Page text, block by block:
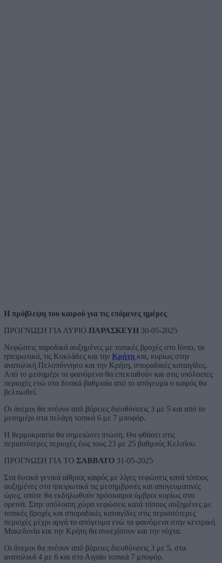
Η πρόβλεψη του καιρού για τις επόμενες ημέρες
ΠΡΟΓΝΩΣΗ ΓΙΑ ΑΥΡΙΟ ΠΑΡΑΣΚΕΥΗ 30-05-2025
Νεφώσεις παροδικά αυξημένες με τοπικές βροχές στο Ιόνιο, τα
ηπειρωτικά, τις Κυκλάδες και την Κρήτη και, κυρίως στην
ανατολική Πελοπόννησο και την Κρήτη, σποραδικές καταιγίδες.
Από το μεσημέρι τα φαινόμενα θα επεκταθούν και στις υπόλοιπες
περιοχές ενώ στα δυτικά βαθμιαία από το απόγευμα ο καιρός θα
βελτιωθεί.
Οι άνεμοι θα πνέουν από βόρειες διευθύνσεις 3 με 5 και από το
μεσημέρι στα πελάγη τοπικά 6 με 7 μποφόρ.
Η θερμοκρασία θα σημειώσει πτώση. Θα φθάσει στις
περισσότερες περιοχές έως τους 23 με 25 βαθμούς Κελσίου.
ΠΡΟΓΝΩΣΗ ΓΙΑ ΤΟ ΣΑΒΒΑΤΟ 31-05-2025
Στα δυτικά γενικά αίθριος καιρός με λίγες νεφώσεις κατά τόπους
αυξημένες στα ηπειρωτικά τις μεσημβρινές και απογευματινές
ώρες, οπότε θα εκδηλωθούν πρόσκαιροι όμβροι κυρίως στα
ορεινά. Στην υπόλοιπη χώρα νεφώσεις κατά τόπους αυξημένες με
τοπικές βροχές και σποραδικές καταιγίδες στις περισσότερες
περιοχές μέχρι αργά το απόγευμα ενώ τα φαινόμενα στην κεντρική
Μακεδονία και την Κρήτη θα συνεχίσουν και την νύχτα.
Οι άνεμοι θα πνέουν από βόρειες διευθύνσεις 3 με 5, στα
ανατολικά 4 με 6 και στο Αιγαίο τοπικά 7 μποφόρ.